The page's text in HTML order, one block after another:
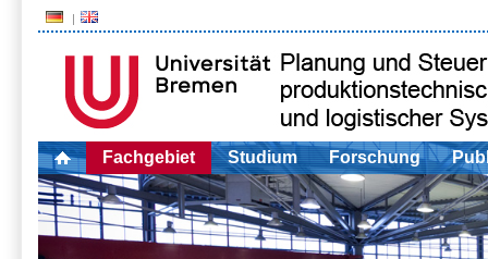
Fachgebiet Studium Forschung